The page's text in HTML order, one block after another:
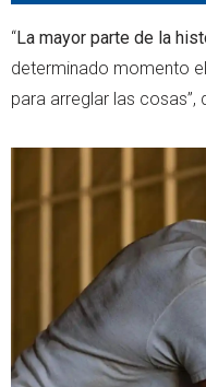
“La mayor parte de la
determinado momento
para arreglar las cosas”,